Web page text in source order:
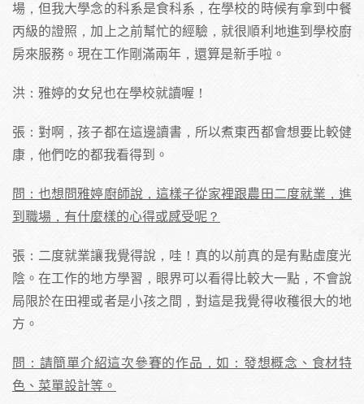
場，但我大學念的科系是食科系，在學校的時候有拿到中餐
丙級的證照，加上之前幫忙的經驗，就很順利地進到學校廚
房來服務。現在工作剛滿兩年，還算是新手啦。
洪：雅婷的女兒也在學校就讀喔！
張：對啊，孩子都在這邊讀書，所以煮東西都會想要比較健
康，他們吃的都我看得到。
問：也想問雅婷廚師說，這樣子從家裡跟農田二度就業，進
到職場，有什麼樣的心得或感受呢？
張：二度就業讓我覺得說，哇！真的以前真的是有點虛度光
陰。在工作的地方學習，眼界可以看得比較大一點，不會說
局限於在田裡或者是小孩之間，對這是我覺得收穫很大的地
方。
問：請簡單介紹這次參賽的作品，如：發想概念、食材特
色、菜單設計等。